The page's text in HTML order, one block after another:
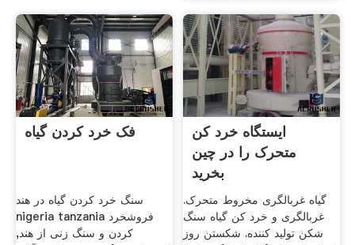
فک خرد کردن گیاه
سنگ خرد کردن گیاه در هند
nigeria tanzania فروشخرد
کردن و سنگ زنی از هند,
ایستگاه خرد کن
متحرک را در چین
بخرید
گیاه غربالگری مخروط متحرک.
غربالگری و خرد کن گیاه سنگ
شکن تولید کننده. شکستن روز